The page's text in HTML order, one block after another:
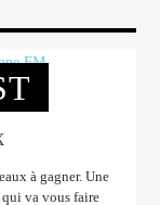
à gagner. Une
va vous faire